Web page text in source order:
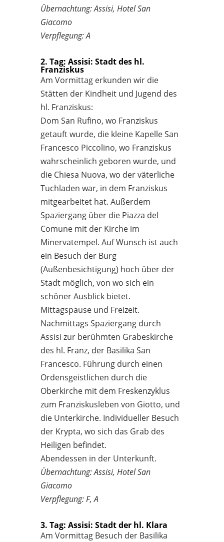
Übernachtung: Assisi, Hotel San
Giacomo
Verpflegung: A
2. Tag: Assisi: Stadt des hl.
Franziskus
Am Vormittag erkunden wir die
Stätten der Kindheit und Jugend des
hl. Franziskus:
Dom San Rufino, wo Franziskus
getauft wurde, die kleine Kapelle San
Francesco Piccolino, wo Franziskus
wahrscheinlich geboren wurde, und
die Chiesa Nuova, wo der väterliche
Tuchladen war, in dem Franziskus
mitgearbeitet hat. Außerdem
Spaziergang über die Piazza del
Comune mit der Kirche im
Minervatempel. Auf Wunsch ist auch
ein Besuch der Burg
(Außenbesichtigung) hoch über der
Stadt möglich, von wo sich ein
schöner Ausblick bietet.
Mittagspause und Freizeit.
Nachmittags Spaziergang durch
Assisi zur berühmten Grabeskirche
des hl. Franz, der Basilika San
Francesco. Führung durch einen
Ordensgeistlichen durch die
Oberkirche mit dem Freskenzyklus
zum Franziskusleben von Giotto, und
die Unterkirche. Individueller Besuch
der Krypta, wo sich das Grab des
Heiligen befindet.
Abendessen in der Unterkunft.
Übernachtung: Assisi, Hotel San
Giacomo
Verpflegung: F, A
3. Tag: Assisi: Stadt der hl. Klara
Am Vormittag Besuch der Basilika